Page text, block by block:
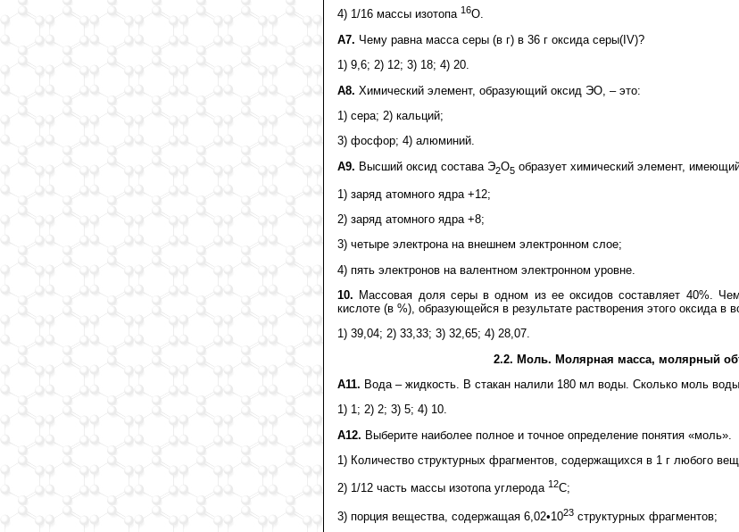
4) 1/16 массы изотопа 16О.
А7. Чему равна масса серы (в г) в 36 г оксида серы(IV)?
1) 9,6; 2) 12; 3) 18; 4) 20.
А8. Химический элемент, образующий оксид ЭО, – это:
1) сера; 2) кальций;
3) фосфор; 4) алюминий.
А9. Высший оксид состава Э2O5 образует химический элемент,
1) заряд атомного ядра +12;
2) заряд атомного ядра +8;
3) четыре электрона на внешнем электронном слое;
4) пять электронов на валентном электронном уровне.
10. Массовая доля серы в одном из ее оксидов составляет 40%.
кислоте (в %), образующейся в результате растворения этого оксида в
1) 39,04; 2) 33,33; 3) 32,65; 4) 28,07.
2.2. Моль. Молярная масса, молярный
А11. Вода – жидкость. В стакан налили 180 мл воды. Сколько моль
1) 1; 2) 2; 3) 5; 4) 10.
А12. Выберите наиболее полное и точное определение понятия «моль».
1) Количество структурных фрагментов, содержащихся в 1 г любого
2) 1/12 часть массы изотопа углерода 12С;
3) порция вещества, содержащая 6,02•1023 структурных фрагментов;